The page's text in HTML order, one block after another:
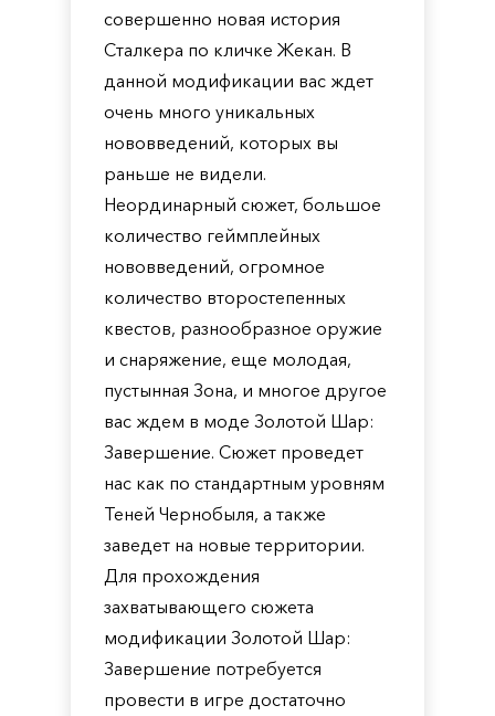
совершенно новая история
Сталкера по кличке Жекан. В
данной модификации вас ждет
очень много уникальных
нововведений, которых вы
раньше не видели.
Неординарный сюжет, большое
количество геймплейных
нововведений, огромное
количество второстепенных
квестов, разнообразное оружие
и снаряжение, еще молодая,
пустынная Зона, и многое другое
вас ждем в моде Золотой Шар:
Завершение. Сюжет проведет
нас как по стандартным уровням
Теней Чернобыля, а также
заведет на новые территории.
Для прохождения
захватывающего сюжета
модификации Золотой Шар:
Завершение потребуется
провести в игре достаточно